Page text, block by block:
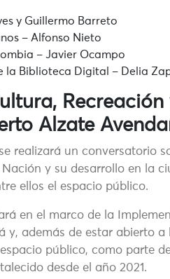
y Guillermo Barreto
– Alfonso Nieto
– Javier Ocampo
la Biblioteca Digital – Delia
Recreación
Alzate
realizará un conversatorio
y su desarrollo en la
ellos el espacio público.
en el marco de la
y, además de estar abierto
público, como parte
desde el año 2021.